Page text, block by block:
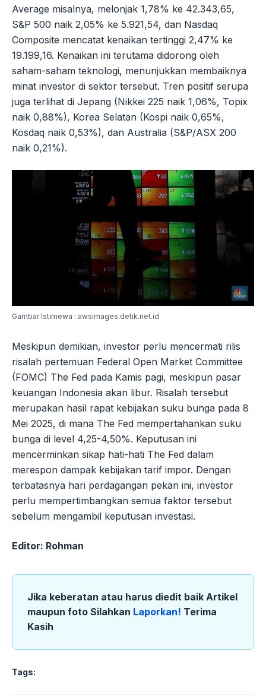
Average misalnya, melonjak 1,78% ke 42.343,65,
S&P 500 naik 2,05% ke 5.921,54, dan Nasdaq
Composite mencatat kenaikan tertinggi 2,47% ke
19.199,16. Kenaikan ini terutama didorong oleh
saham-saham teknologi, menunjukkan membaiknya
minat investor di sektor tersebut. Tren positif serupa
juga terlihat di Jepang (Nikkei 225 naik 1,06%, Topix
naik 0,88%), Korea Selatan (Kospi naik 0,65%,
Kosdaq naik 0,53%), dan Australia (S&P/ASX 200
naik 0,21%).
Gambar Istimewa : awsimages.detik.net.id
Meskipun demikian, investor perlu mencermati rilis
risalah pertemuan Federal Open Market Committee
(FOMC) The Fed pada Kamis pagi, meskipun pasar
keuangan Indonesia akan libur. Risalah tersebut
merupakan hasil rapat kebijakan suku bunga pada 8
Mei 2025, di mana The Fed mempertahankan suku
bunga di level 4,25-4,50%. Keputusan ini
mencerminkan sikap hati-hati The Fed dalam
merespon dampak kebijakan tarif impor. Dengan
terbatasnya hari perdagangan pekan ini, investor
perlu mempertimbangkan semua faktor tersebut
sebelum mengambil keputusan investasi.
Editor: Rohman
Jika keberatan atau harus diedit baik Artikel
maupun foto Silahkan Laporkan! Terima
Kasih
Tags: